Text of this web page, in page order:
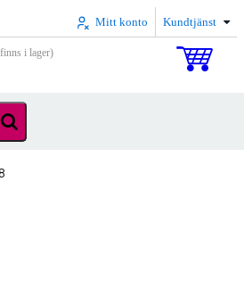
Mitt konto Kundtjänst
i lager)